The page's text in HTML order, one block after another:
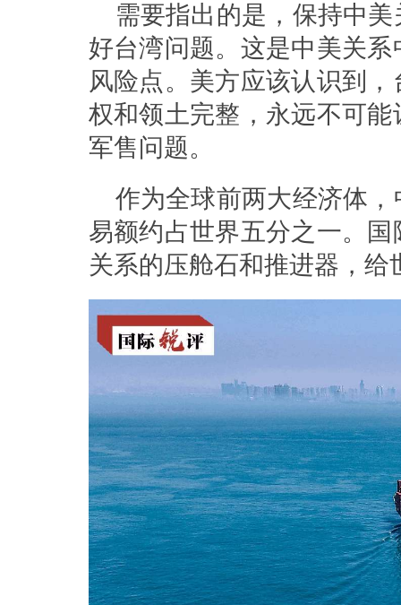
需要指出的是，保持中
好台湾问题。这是中美关
风险点。美方应该认识到
权和领土完整，永远不可
军售问题。
作为全球前两大经济体
易额约占世界五分之一。
关系的压舱石和推进器，给